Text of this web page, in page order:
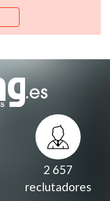
2 657
reclutadores